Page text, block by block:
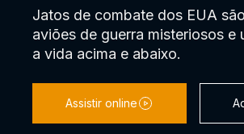
Jatos de combate dos EUA
aviões de guerra misteriosos e
a vida acima e abaixo.
Assistir online